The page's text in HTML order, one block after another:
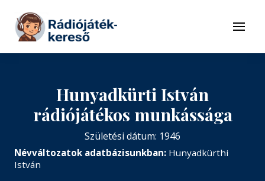
Tovább a tartalomhoz
Menü
Hunyadkürti István
rádiójátékos munkássága
Születési dátum: 1946
Névváltozatok adatbázisunkban: Hunyadkürthi
István